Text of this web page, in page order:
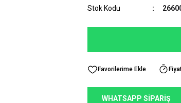
Stok Kodu
WHATSAPP SİPARİŞ